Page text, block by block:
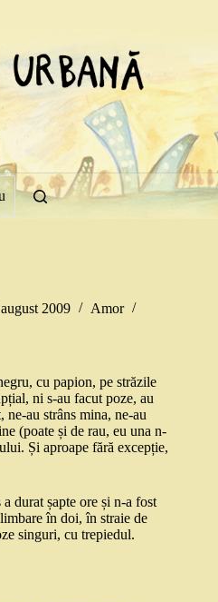
2009
Amor
cu papion, pe străzile
ni s-au facut poze, au
ne-au strâns mina, ne-au
(poate și de rau, eu una n-
Și aproape fără excepție,
durat șapte ore și n-a fost
în doi, în straie de
singuri, cu trepiedul.